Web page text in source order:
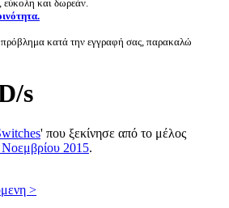
εύκολη και δωρεάν.
κατά την εγγραφή σας, παρακαλώ
s
' που ξεκίνησε από το μέλος
2015.
>